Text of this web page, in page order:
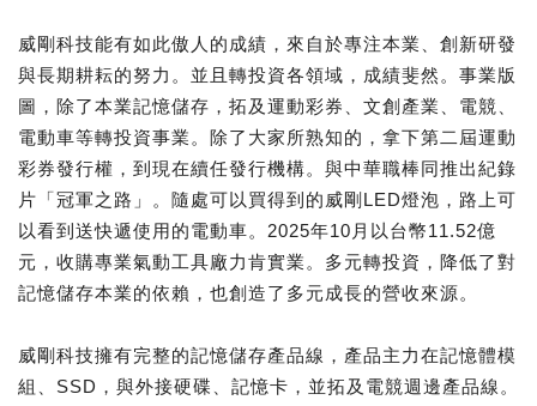
威剛科技能有如此傲人的成績，來自於專注本業、創新研發
與長期耕耘的努力。並且轉投資各領域，成績斐然。事業版
圖，除了本業記憶儲存，拓及運動彩券、文創產業、電競、
電動車等轉投資事業。除了大家所熟知的，拿下第二屆運動
彩券發行權，到現在續任發行機構。與中華職棒同推出紀錄
片「冠軍之路」。隨處可以買得到的威剛LED燈泡，路上可
以看到送快遞使用的電動車。2025年10月以台幣11.52億
元，收購專業氣動工具廠力肯實業。多元轉投資，降低了對
記憶儲存本業的依賴，也創造了多元成長的營收來源。
威剛科技擁有完整的記憶儲存產品線，產品主力在記憶體模
組、SSD，與外接硬碟、記憶卡，並拓及電競週邊產品線。